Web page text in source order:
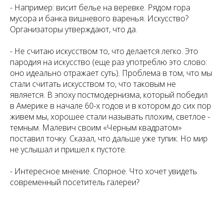
- Например: висит белье на веревке. Рядом гора
мусора и банка вишневого варенья. Искусство?
Организаторы утверждают, что да.
- Не считаю искусством то, что делается легко. Это
пародия на искусство (еще раз употреблю это слово:
оно идеально отражает суть). Проблема в том, что мы
стали считать искусством то, что таковым не
является. В эпоху постмодернизма, который победил
в Америке в начале 60-х годов и в котором до сих пор
живем мы, хорошее стали называть плохим, светлое -
темным. Малевич своим «Черным квадратом»
поставил точку. Сказал, что дальше уже тупик. Но мир
не услышал и пришел к пустоте.
- Интересное мнение. Спорное. Что хочет увидеть
современный посетитель галереи?